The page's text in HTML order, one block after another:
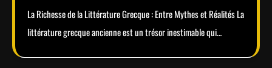
La Richesse de la Littérature Grecque : Entre Mythes et Réalités La
littérature grecque ancienne est un trésor inestimable qui…